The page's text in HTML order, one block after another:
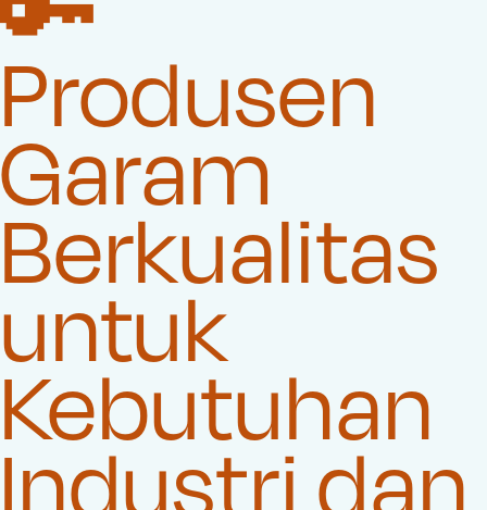
Produsen
Garam
Berkualitas
untuk
Kebutuhan
Industri dan